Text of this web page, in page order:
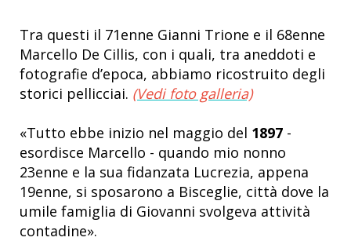
Tra questi il 71enne Gianni Trione e il 68enne
Marcello De Cillis, con i quali, tra aneddoti e
fotografie d’epoca, abbiamo ricostruito degli
storici pellicciai. (Vedi foto galleria)
«Tutto ebbe inizio nel maggio del 1897 -
esordisce Marcello - quando mio nonno
23enne e la sua fidanzata Lucrezia, appena
19enne, si sposarono a Bisceglie, città dove la
umile famiglia di Giovanni svolgeva attività
contadine».